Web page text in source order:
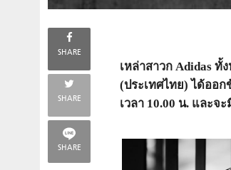
SHARE
SHARE
SHARE
เหล่าสาวก Adidas ทั้
(ประเทศไทย) ได้ออ
เวลา 10.00 น. และจ